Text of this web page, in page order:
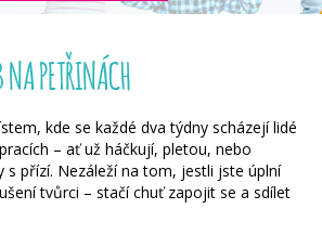
PETŘINÁCH
kde se každé dva týdny scházejí lidé
– ať už háčkují, pletou, nebo
s přízí. Nezáleží na tom, jestli jste úplní
tvůrci – stačí chuť zapojit se a sdílet